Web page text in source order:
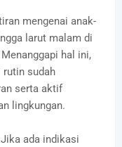
mengenai anak-
larut malam di
hal ini,
rutin sudah
serta aktif
lingkungan.
ada indikasi